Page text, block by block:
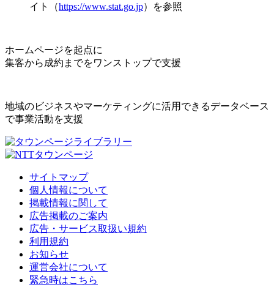
イト（https://www.stat.go.jp）を参照
ホームページを起点に
集客から成約までをワンストップで支援
地域のビジネスやマーケティングに活用できるデータベース
で事業活動を支援
サイトマップ
個人情報について
掲載情報に関して
広告掲載のご案内
広告・サービス取扱い規約
利用規約
お知らせ
運営会社について
緊急時はこちら